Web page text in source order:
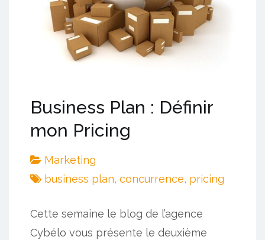
Business Plan : Définir
mon Pricing
Marketing
business plan, concurrence, pricing
Cette semaine le blog de l’agence
Cybélo vous présente le deuxième